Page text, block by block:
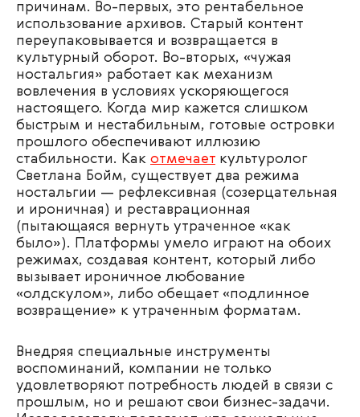
причинам. Во-первых, это рентабельное
использование архивов. Старый контент
переупаковывается и возвращается в
культурный оборот. Во-вторых, «чужая
ностальгия» работает как механизм
вовлечения в условиях ускоряющегося
настоящего. Когда мир кажется слишком
быстрым и нестабильным, готовые островки
прошлого обеспечивают иллюзию
стабильности. Как отмечает культуролог
Светлана Бойм, существует два режима
ностальгии — рефлексивная (созерцательная
и ироничная) и реставрационная
(пытающаяся вернуть утраченное «как
было»). Платформы умело играют на обоих
режимах, создавая контент, который либо
вызывает ироничное любование
«олдскулом», либо обещает «подлинное
возвращение» к утраченным форматам.
Внедряя специальные инструменты
воспоминаний, компании не только
удовлетворяют потребность людей в связи с
прошлым, но и решают свои бизнес-задачи.